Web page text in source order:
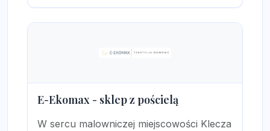
E-Ekomax - sklep z pościelą
W sercu malowniczej miejscowości Klecza